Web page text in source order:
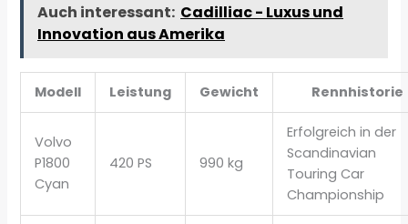
Auch interessant: Cadilliac - Luxus und
Innovation aus Amerika
Modell Leistung Gewicht Rennhistorie
Volvo
P1800
Cyan
420 PS 990 kg
Erfolgreich in der
Scandinavian
Touring Car
Championship